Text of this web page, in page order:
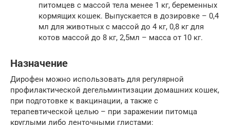
питомцев с массой тела менее 1 кг, беременных
кормящих кошек. Выпускается в дозировке – 0,4
мл для животных с массой до 4 кг, 0,8 кг для
котов массой до 8 кг, 2,5мл – масса от 10 кг.
Назначение
Дирофен можно использовать для регулярной
профилактической дегельминтизации домашних кошек,
при подготовке к вакцинации, а также с
терапевтической целью – при заражении питомца
круглыми либо ленточными глистами: